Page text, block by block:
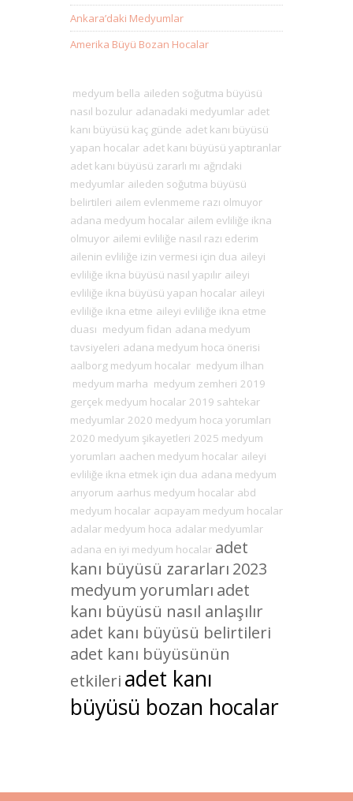
Ankara’daki Medyumlar
Amerika Büyü Bozan Hocalar
medyum bella aileden soğutma büyüsü
nasıl bozulur adanadaki medyumlar adet
kanı büyüsü kaç günde adet kanı büyüsü
yapan hocalar adet kanı büyüsü yaptıranlar
adet kanı büyüsü zararlı mı ağrıdaki
medyumlar aileden soğutma büyüsü
belirtileri ailem evlenmeme razı olmuyor
adana medyum hocalar ailem evliliğe ikna
olmuyor ailemi evliliğe nasıl razı ederim
ailenin evliliğe izin vermesi için dua aileyi
evliliğe ikna büyüsü nasıl yapılır aileyi
evliliğe ikna büyüsü yapan hocalar aileyi
evliliğe ikna etme aileyi evliliğe ikna etme
duası medyum fidan adana medyum
tavsiyeleri adana medyum hoca önerisi
aalborg medyum hocalar medyum ilhan
medyum marha medyum zemheri 2019
gerçek medyum hocalar 2019 sahtekar
medyumlar 2020 medyum hoca yorumları
2020 medyum şikayetleri 2025 medyum
yorumları aachen medyum hocalar aileyi
evliliğe ikna etmek için dua adana medyum
arıyorum aarhus medyum hocalar abd
medyum hocalar acıpayam medyum hocalar
adalar medyum hoca adalar medyumlar
adana en iyi medyum hocalar adet
kanı büyüsü zararları 2023
medyum yorumları adet
kanı büyüsü nasıl anlaşılır
adet kanı büyüsü belirtileri
adet kanı büyüsünün
etkileri adet kanı
büyüsü bozan hocalar